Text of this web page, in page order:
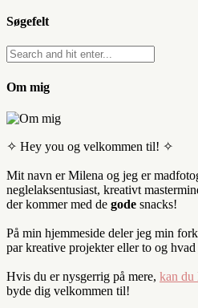
Søgefelt
Om mig
✧ Hey you og velkommen til! ✧
Mit navn er Milena og jeg er
neglelaksentusiast, kreativt
der kommer med de gode snacks!
På min hjemmeside deler jeg min
par kreative projekter eller to og
Hvis du er nysgerrig på mere, kan du
byde dig velkommen til!